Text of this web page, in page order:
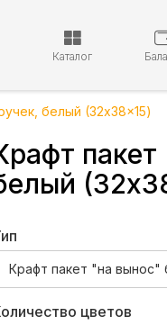
Каталог
белый (32x38x15)
цветов